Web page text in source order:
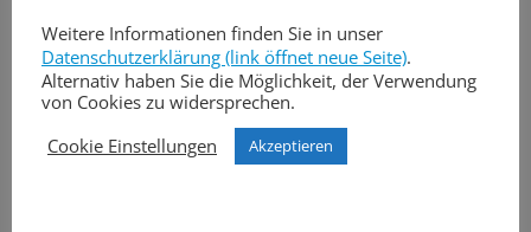
Gesetzen verantwortlich. Nach §§ 8 bis 10 TMG sind wir
als Diensteanbieter jedoch nicht verpflichtet,
übermittelte oder gespeicherte fremde Informationen
zu überwachen oder nach Umständen zu forschen, die
auf eine rechtswidrige Tätigkeit hinweisen.
Weitere Informationen finden Sie in unser
Datenschutzerklärung (link öffnet neue Seite).
Alternativ haben Sie die Möglichkeit, der Verwendung
von Cookies zu widersprechen.
Cookie Einstellungen
Akzeptieren